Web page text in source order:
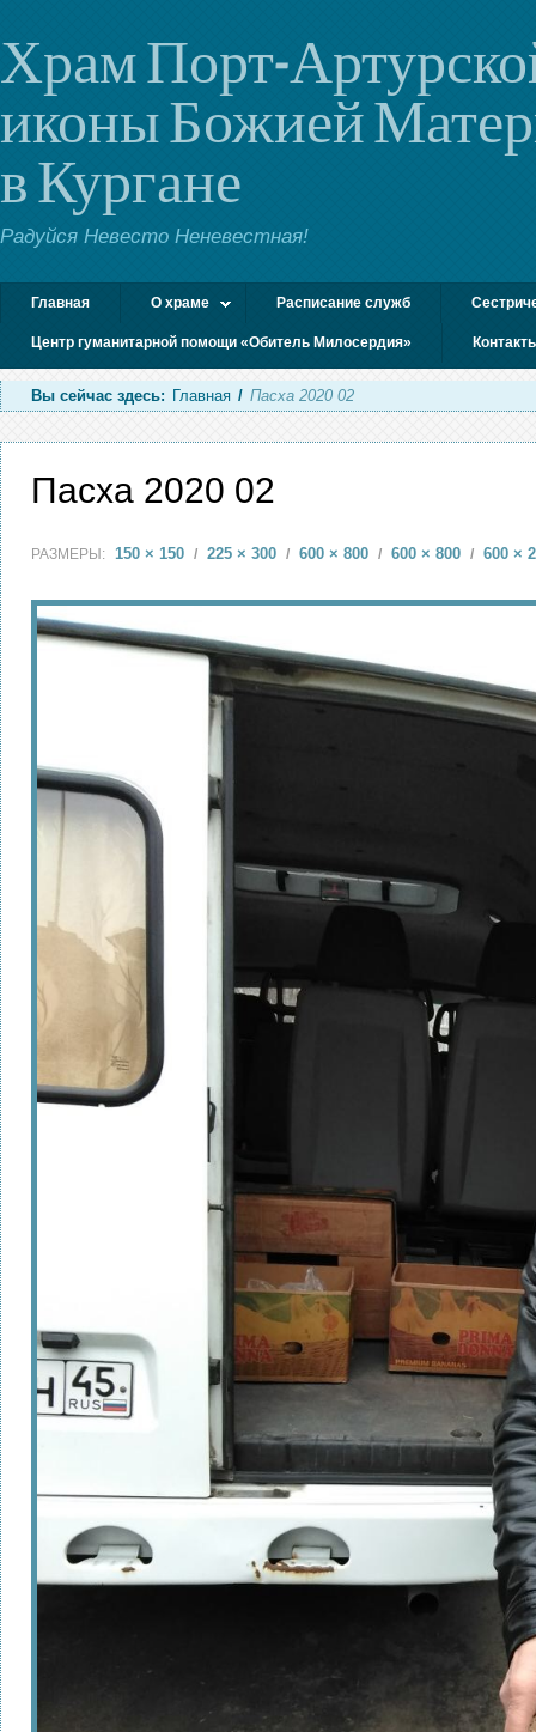
Храм Порт-
иконы Божией
в Кургане
Радуйся Невесто Неневестная!
Главная О храме Расписание служб
Центр гуманитарной помощи «Обитель Милосердия»
Вы сейчас здесь: Главная / Пасха 2020 02
Пасха 2020 02
РАЗМЕРЫ: 150 × 150 / 225 × 300 / 600 × 800 / 600 × 800 / 600 ×